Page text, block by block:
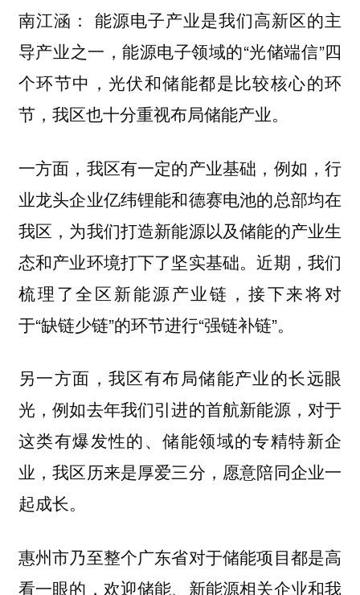
南江涵： 能源电子产业是我们高新区的主
导产业之一，能源电子领域的“光储端信”四
个环节中，光伏和储能都是比较核心的环
节， 我区也十分重视布局储能产业。
一方面，我区有一定的产业基础，例如，行
业龙头企业亿纬锂能和德赛电池的总部均在
我区，为我们打造新能源以及储能的产业生
态和产业环境打下了坚实基础。近期，我们
梳理了全区新能源产业链，接下来将对
于“缺链少链”的环节进行“强链补链”。
另一方面，我区有布局储能产业的长远眼
光，例如去年我们引进的首航新能源，对于
这类有爆发性的、储能领域的专精特新企
业，我区历来是厚爱三分，愿意陪同企业一
起成长。
惠州市乃至整个广东省对于储能项目都是高
看一眼的，欢迎储能、新能源相关企业和我